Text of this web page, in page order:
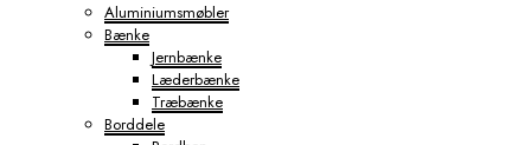
Aluminiumsmøbler
Bænke
Jernbænke
Læderbænke
Træbænke
Borddele